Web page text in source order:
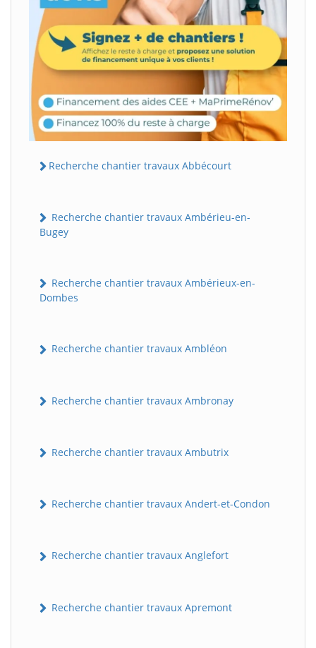
Recherche chantier travaux Abbécourt
Recherche chantier travaux Ambérieu-en-
Bugey
Recherche chantier travaux Ambérieux-en-
Dombes
Recherche chantier travaux Ambléon
Recherche chantier travaux Ambronay
Recherche chantier travaux Ambutrix
Recherche chantier travaux Andert-et-Condon
Recherche chantier travaux Anglefort
Recherche chantier travaux Apremont